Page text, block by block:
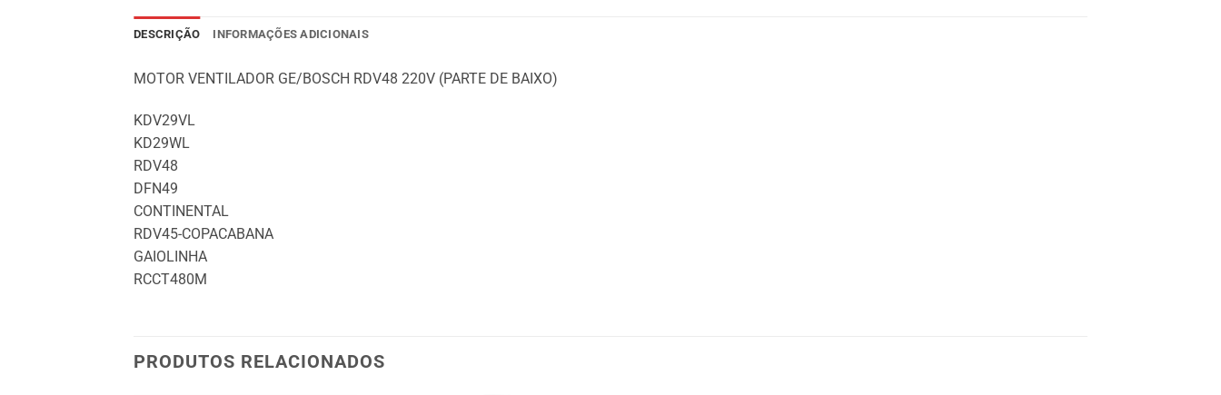
DESCRIÇÃO INFORMAÇÕES ADICIONAIS
MOTOR VENTILADOR GE/BOSCH RDV48 220V (PARTE DE BAIXO)
KDV29VL
KD29WL
RDV48
DFN49
CONTINENTAL
RDV45-COPACABANA
GAIOLINHA
RCCT480M
PRODUTOS RELACIONADOS